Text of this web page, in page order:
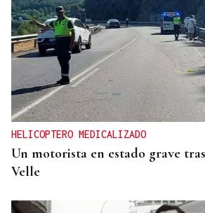
HELICOPTERO MEDICALIZADO
Un motorista en estado grave
Velle